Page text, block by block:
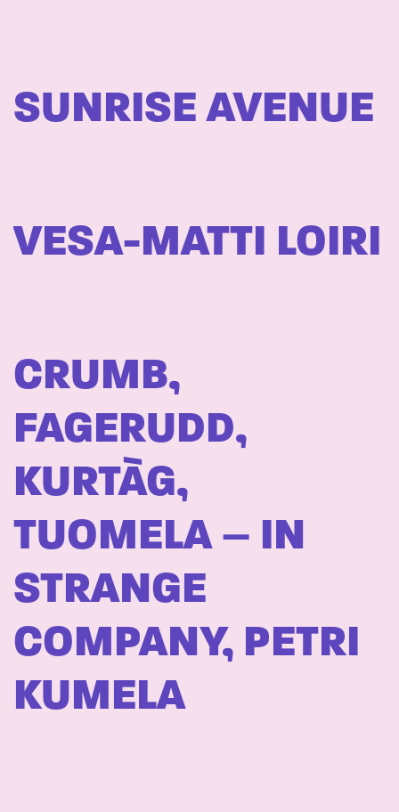
SUNRISE AVENUE
VESA-MATTI LOIRI
CRUMB,
FAGERUDD,
KURTÀG,
TUOMELA – IN
STRANGE
COMPANY, PETRI
KUMELA